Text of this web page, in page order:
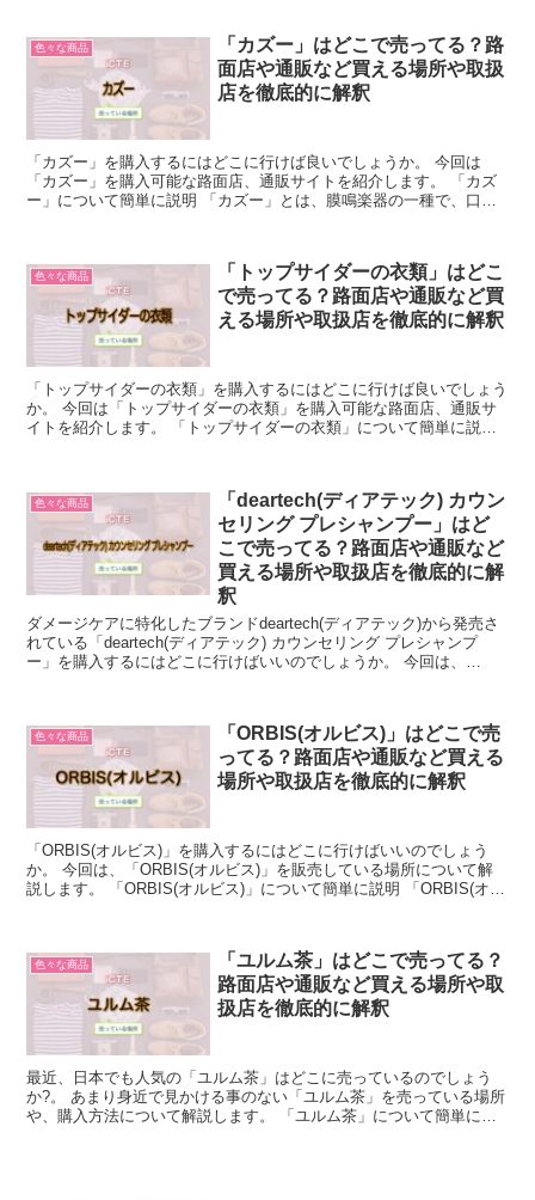
色々な商品
「カズー」はどこで売ってる？路
面店や通販など買える場所や取扱
店を徹底的に解釈
「カズー」を購入するにはどこに行けば良いでしょうか。 今回は
「カズー」を購入可能な路面店、通販サイトを紹介します。 「カズ
ー」について簡単に説明 「カズー」とは、膜鳴楽器の一種で、口に
色々な商品
「トップサイダーの衣類」はどこ
で売ってる？路面店や通販など買
える場所や取扱店を徹底的に解釈
「トップサイダーの衣類」を購入するにはどこに行けば良いでしょう
か。 今回は「トップサイダーの衣類」を購入可能な路面店、通販サ
イトを紹介します。 「トップサイダーの衣類」について簡単に説明
色々な商品
「deartech(ディアテック) カウン
セリング プレシャンプー」はど
こで売ってる？路面店や通販など
買える場所や取扱店を徹底的に解
釈
ダメージケアに特化したブランドdeartech(ディアテック)から発売さ
れている「deartech(ディアテック) カウンセリング プレシャンプ
ー」を購入するにはどこに行けばいいのでしょうか。 今回は、
色々な商品
「ORBIS(オルビス)」はどこで売
ってる？路面店や通販など買える
場所や取扱店を徹底的に解釈
「ORBIS(オルビス)」を購入するにはどこに行けばいいのでしょう
か。 今回は、「ORBIS(オルビス)」を販売している場所について解
説します。 「ORBIS(オルビス)」について簡単に説明 「ORBIS(オル
色々な商品
「ユルム茶」はどこで売ってる？
路面店や通販など買える場所や取
扱店を徹底的に解釈
最近、日本でも人気の「ユルム茶」はどこに売っているのでしょう
か?。 あまり身近で見かける事のない「ユルム茶」を売っている場所
や、購入方法について解説します。 「ユルム茶」について簡単に説